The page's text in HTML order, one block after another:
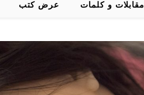
مقابلات و كلمات عرض كتب